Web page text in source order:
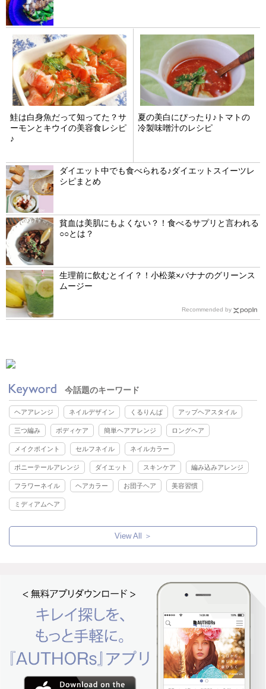
鮭は白身魚だって知ってた？サ
ーモンとキウイの美容食レシピ
♪
夏の美白にぴったり♪トマトの
冷製味噌汁のレシピ
ダイエット中でも食べられる♪ダイエットスイーツレ
シピまとめ
貧血は美肌にもよくない？！食べるサプリと言われる
○○とは？
生理前に飲むとイイ？！小松菜×バナナのグリーンス
ムージー
Recommended by
今話題のキーワード
ヘアアレンジ ネイルデザイン くるりんぱ アップヘアスタイル
三つ編み ボディケア 簡単ヘアアレンジ ロングヘア
メイクポイント セルフネイル ネイルカラー
ポニーテールアレンジ ダイエット スキンケア 編み込みアレンジ
フラワーネイル ヘアカラー お団子ヘア 美容習慣
ミディアムヘア
View All ＞